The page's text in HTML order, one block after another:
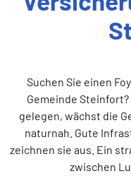
Suchen Sie einen
Gemeinde
gelegen, wächst die
naturnah. Gute
zeichnen sie aus. Ein
zwischen